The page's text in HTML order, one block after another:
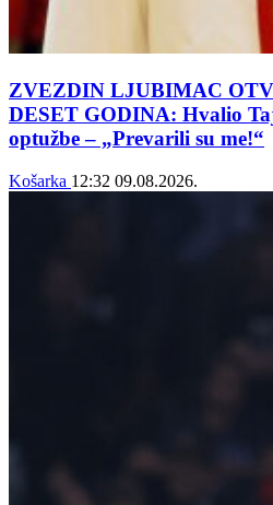
ZVEZDIN LJUBIMAC
DESET GODINA: Hvalio
optužbe – „Prevarili su me!“
Košarka 12:32 09.08.2026.